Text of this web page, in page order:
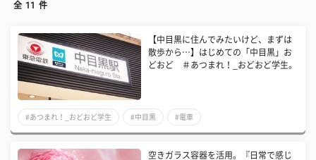
全 11 件
【中目黒に住んでみたいけど、まずは
散歩から…】はじめての「中目黒」お
どおど ＃あつまれ！_おどおど学生。
#あつまれ！_おどおど学生 #中目黒 #電車
空きガラス容器を活用。『日常で感じ